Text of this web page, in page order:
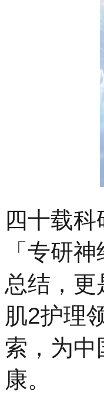
四十载
「专研
总结，更
肌2护理
索，为
康。